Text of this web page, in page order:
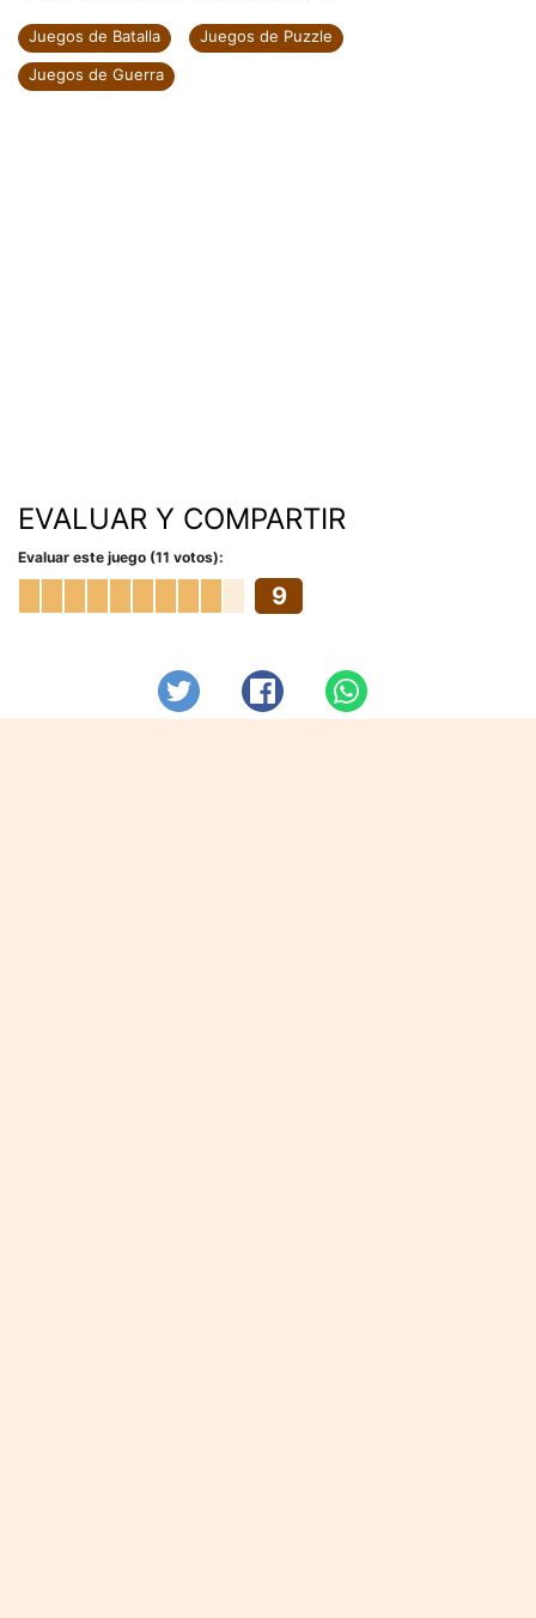
Juegos de Batalla
Juegos de Puzzle
Juegos de Guerra
EVALUAR Y COMPARTIR
Evaluar este juego (11 votos):
9